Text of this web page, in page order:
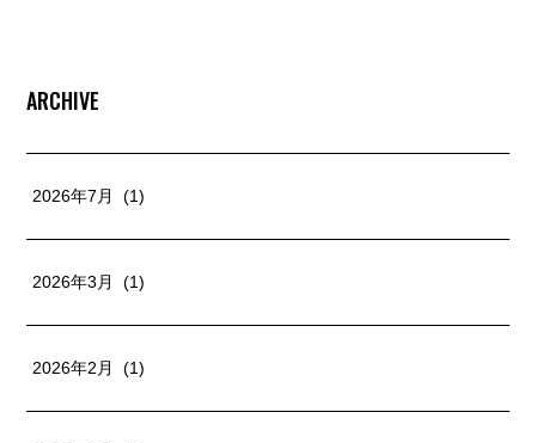
ARCHIVE
2026年7月 (1)
2026年3月 (1)
2026年2月 (1)